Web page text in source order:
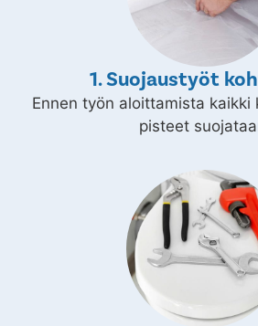
1. Suojaustyöt
Ennen työn aloittamista
pisteet